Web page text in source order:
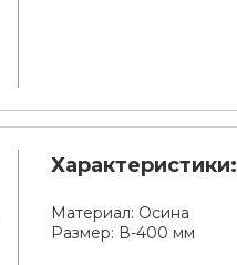
Характеристики:
Материал: Осина
Размер: В-400 мм